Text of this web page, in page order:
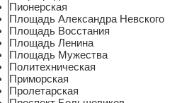
Пионерская
Площадь Александра Невского
Площадь Восстания
Площадь Ленина
Площадь Мужества
Политехническая
Приморская
Пролетарская